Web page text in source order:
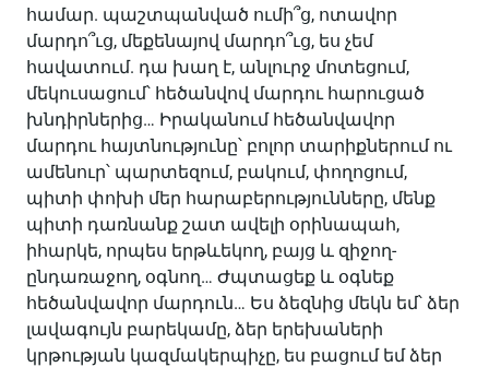
համար. պաշտպանված ումի՞ց, ոտավոր
մարդո՞ւց, մեքենայով մարդո՞ւց, ես չեմ
հավատում. դա խաղ է, անլուրջ մոտեցում,
մեկուսացում՝ հեծանվով մարդու հարուցած
խնդիրներից… Իրականում հեծանվավոր
մարդու հայտնությունը՝ բոլոր տարիքներում ու
ամենուր՝ պարտեզում, բակում, փողոցում,
պիտի փոխի մեր հարաբերությունները, մենք
պիտի դառնանք շատ ավելի օրինապահ,
իհարկե, որպես երթևեկող, բայց և զիջող-
ընդառաջող, օգնող… Ժպտացեք և օգնեք
հեծանվավոր մարդուն… Ես ձեզնից մեկն եմ՝ ձեր
լավագույն բարեկամը, ձեր երեխաների
կրթության կազմակերպիչը, ես բացում եմ ձեր